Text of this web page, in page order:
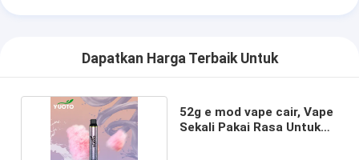
Dapatkan Harga Terbaik Untuk
52g e mod vape cair, Vape
Sekali Pakai Rasa Untuk